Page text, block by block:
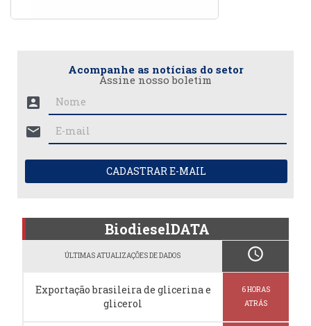
Acompanhe as notícias do setor
Assine nosso boletim
account_box
mail
CADASTRAR E-MAIL
BiodieselDATA
ÚLTIMAS ATUALIZAÇÕES DE DADOS schedule
Exportação brasileira de glicerina e
glicerol
6 HORAS
ATRÁS